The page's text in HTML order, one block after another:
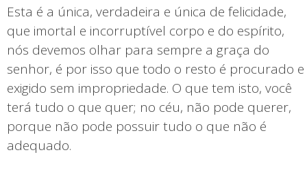
Esta é a única, verdadeira e única de felicidade,
que imortal e incorruptível corpo e do espírito,
nós devemos olhar para sempre a graça do
senhor, é por isso que todo o resto é procurado e
exigido sem impropriedade. O que tem isto, você
terá tudo o que quer; no céu, não pode querer,
porque não pode possuir tudo o que não é
adequado.